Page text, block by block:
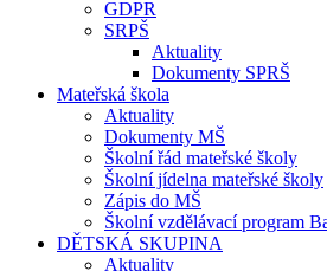
GDPR
SRPŠ
Aktuality
Dokumenty SPRŠ
Mateřská škola
Aktuality
Dokumenty MŠ
Školní řád mateřské školy
Školní jídelna mateřské školy
Zápis do MŠ
Školní vzdělávací program
DĚTSKÁ SKUPINA
Aktuality